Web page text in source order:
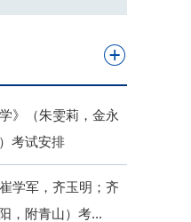
》（朱雯莉，金永
考试安排
学军，齐玉明；齐
，附青山）考...